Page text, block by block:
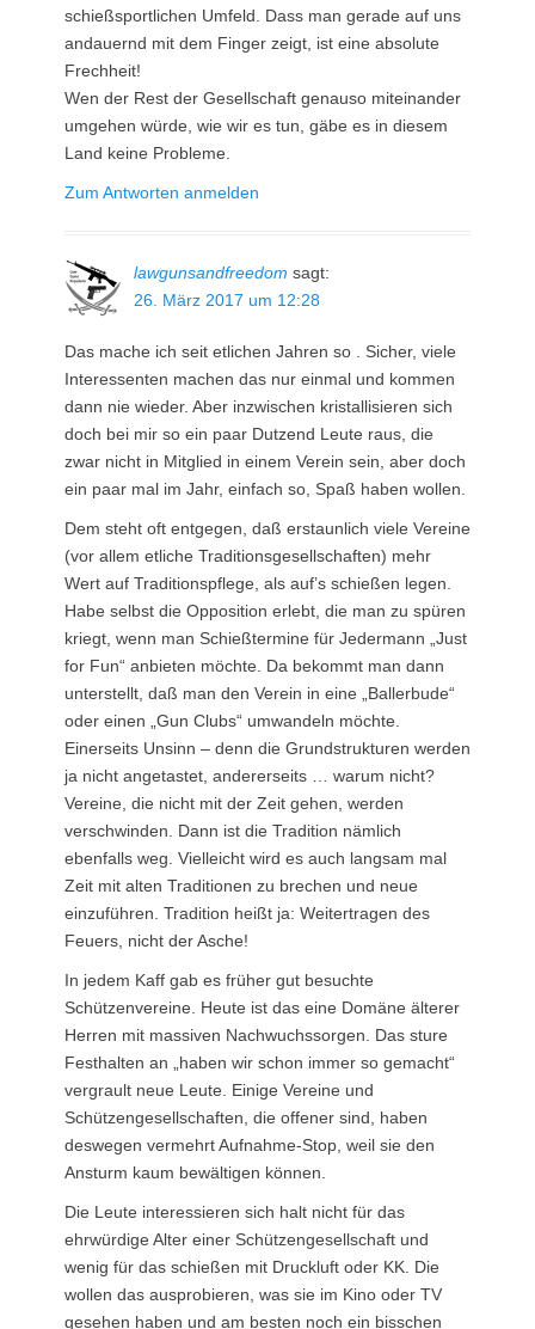
schießsportlichen Umfeld. Dass man gerade auf uns
andauernd mit dem Finger zeigt, ist eine absolute
Frechheit!
Wen der Rest der Gesellschaft genauso miteinander
umgehen würde, wie wir es tun, gäbe es in diesem
Land keine Probleme.
Zum Antworten anmelden
lawgunsandfreedom sagt:
26. März 2017 um 12:28
Das mache ich seit etlichen Jahren so . Sicher, viele
Interessenten machen das nur einmal und kommen
dann nie wieder. Aber inzwischen kristallisieren sich
doch bei mir so ein paar Dutzend Leute raus, die
zwar nicht in Mitglied in einem Verein sein, aber doch
ein paar mal im Jahr, einfach so, Spaß haben wollen.
Dem steht oft entgegen, daß erstaunlich viele Vereine
(vor allem etliche Traditionsgesellschaften) mehr
Wert auf Traditionspflege, als auf’s schießen legen.
Habe selbst die Opposition erlebt, die man zu spüren
kriegt, wenn man Schießtermine für Jedermann „Just
for Fun“ anbieten möchte. Da bekommt man dann
unterstellt, daß man den Verein in eine „Ballerbude“
oder einen „Gun Clubs“ umwandeln möchte.
Einerseits Unsinn – denn die Grundstrukturen werden
ja nicht angetastet, andererseits … warum nicht?
Vereine, die nicht mit der Zeit gehen, werden
verschwinden. Dann ist die Tradition nämlich
ebenfalls weg. Vielleicht wird es auch langsam mal
Zeit mit alten Traditionen zu brechen und neue
einzuführen. Tradition heißt ja: Weitertragen des
Feuers, nicht der Asche!
In jedem Kaff gab es früher gut besuchte
Schützenvereine. Heute ist das eine Domäne älterer
Herren mit massiven Nachwuchssorgen. Das sture
Festhalten an „haben wir schon immer so gemacht“
vergrault neue Leute. Einige Vereine und
Schützengesellschaften, die offener sind, haben
deswegen vermehrt Aufnahme-Stop, weil sie den
Ansturm kaum bewältigen können.
Die Leute interessieren sich halt nicht für das
ehrwürdige Alter einer Schützengesellschaft und
wenig für das schießen mit Druckluft oder KK. Die
wollen das ausprobieren, was sie im Kino oder TV
gesehen haben und am besten noch ein bisschen